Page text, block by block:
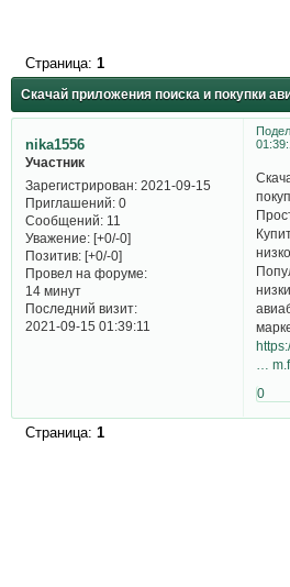
Скачай приложения поиска и покупки
Страница: 1
nika1556
Участник
Зарегистрирован: 2021-09-15
Приглашений:0
Сообщений:11
Уважение: [+0/-0]
Позитив: [+0/-0]
Провел на форуме:
14 минут
Последний визит:
2021-09-15 01:39:11
…
0
Страница: 1